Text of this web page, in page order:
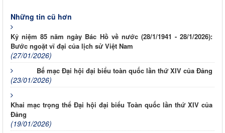
Những tin cũ hơn
Kỷ niệm 85 năm ngày Bác Hồ về nước (28/1/1941 - 28/1/2026):
Bước ngoặt vĩ đại của lịch sử Việt Nam
(27/01/2026)
Bế mạc Đại hội đại biểu toàn quốc lần thứ XIV của Đảng
(23/01/2026)
Khai mạc trọng thể Đại hội đại biểu Toàn quốc lần thứ XIV của
Đảng
(19/01/2026)